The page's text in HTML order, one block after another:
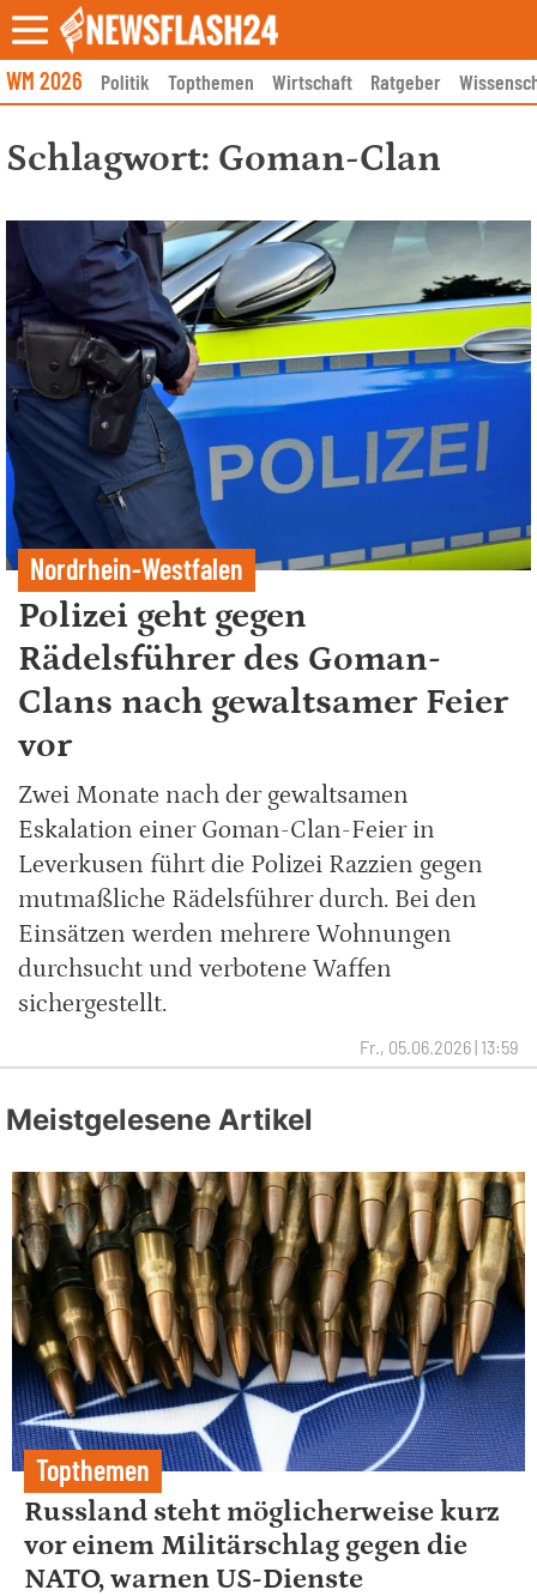
Skip
to
content
WM 2026 Politik Topthemen Wirtschaft Ratgeber
Schlagwort: Goman-Clan
Nordrhein-Westfalen
Polizei geht gegen
Rädelsführer des Goman-
Clans nach gewaltsamer Feier
vor
Zwei Monate nach der gewaltsamen
Eskalation einer Goman-Clan-Feier in
Leverkusen führt die Polizei Razzien gegen
mutmaßliche Rädelsführer durch. Bei den
Einsätzen werden mehrere Wohnungen
durchsucht und verbotene Waffen
sichergestellt.
Fr., 05.06.2026 | 13:59
Meistgelesene Artikel
Topthemen
Russland steht möglicherweise kurz
vor einem Militärschlag gegen die
NATO, warnen US-Dienste